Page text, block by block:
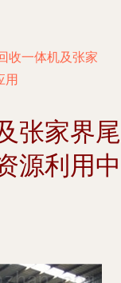
收一体机及张家
用
张家界尾
源利用中